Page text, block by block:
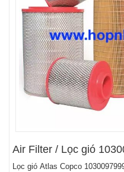
Air Filter / Lọc gió
Lọc gió Atlas Copco